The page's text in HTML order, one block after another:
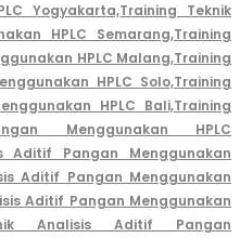
Yogyakarta,Training Teknik
HPLC Semarang,Training
HPLC Malang,Training
HPLC Solo,Training
HPLC Bali,Training
Menggunakan HPLC
Aditif Pangan Menggunakan
Aditif Pangan Menggunakan
Aditif Pangan Menggunakan
Analisis Aditif Pangan